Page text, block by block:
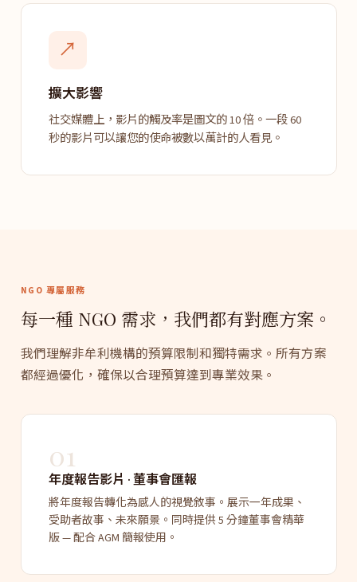
↗
擴大影響
社交媒體上，影片的觸及率是圖文的 10 倍。一段 60
秒的影片可以讓您的使命被數以萬計的人看見。
NGO 專屬服務
每一種 NGO 需求，我們都有對應方案。
我們理解非牟利機構的預算限制和獨特需求。所有方案
都經過優化，確保以合理預算達到專業效果。
01
年度報告影片 · 董事會匯報
將年度報告轉化為感人的視覺敘事。展示一年成果、
受助者故事、未來願景。同時提供 5 分鐘董事會精華
版 — 配合 AGM 簡報使用。